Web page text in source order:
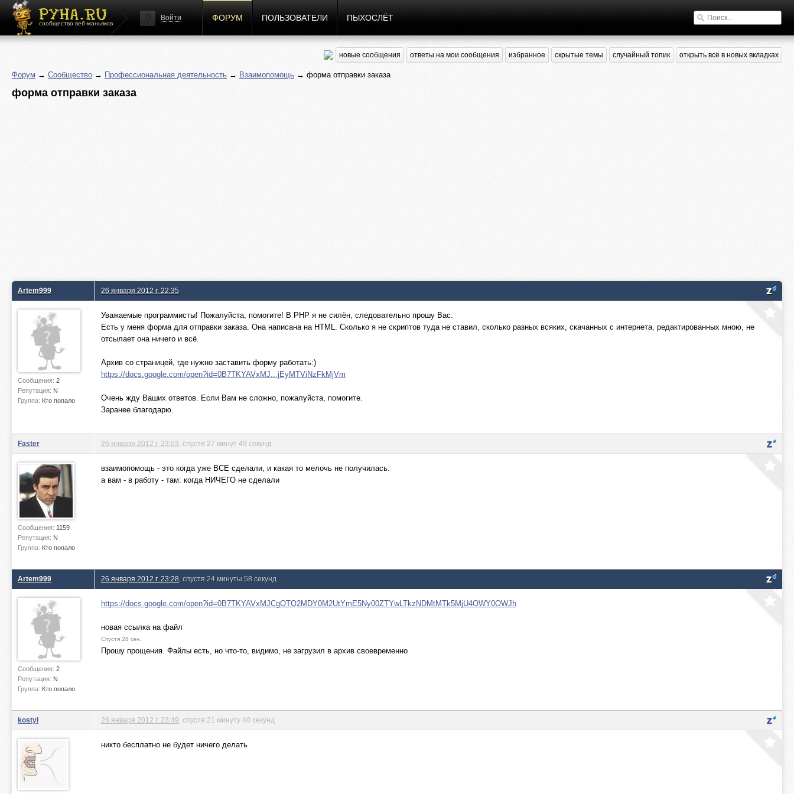
сообщество веб-маньяков
Войти ФОРУМ ПОЛЬЗОВАТЕЛИ ПЫХОСЛЁТ
новые сообщения ответы на мои сообщения избранное скрытые темы случайный топик открыть всё в новых вкладках
Форум → Сообщество → Профессиональная деятельность → Взаимопомощь → форма отправки заказа
форма отправки заказа
Artem999
Сообщения: 2
Репутация: N
Группа: Кто попало
26 января 2012 г. 22:35
Уважаемые программисты! Пожалуйста, помогите! В PHP я не силён, следовательно прошу Вас.
Есть у меня форма для отправки заказа. Она написана на HTML. Сколько я не скриптов туда не ставил, сколько разных всяких, скачанных с интернета, редактированных мною, не
отсылает она ничего и всё.
Архив со страницей, где нужно заставить форму работать:)
https://docs.google.com/open?id=0B7TKYAVxMJ...jEyMTViNzFkMjVm
Очень жду Ваших ответов. Если Вам не сложно, пожалуйста, помогите.
Заранее благодарю.
Faster
Сообщения: 1159
Репутация: N
Группа: Кто попало
26 января 2012 г. 23:03 , спустя 27 минут 49 секунд
взаимопомощь - это когда уже ВСЕ сделали, и какая то мелочь не получилась.
а вам - в работу - там: когда НИЧЕГО не сделали
Artem999
Сообщения: 2
Репутация: N
Группа: Кто попало
26 января 2012 г. 23:28 , спустя 24 минуты 58 секунд
https://docs.google.com/open?id=0B7TKYAVxMJCgOTQ2MDY0M2UtYmE5Ny00ZTYwLTkzNDMtMTk5MjU4OWY0OWJh
новая ссылка на файл
Спустя 28 сек.
Прошу прощения. Файлы есть, но что-то, видимо, не загрузил в архив своевременно
kostyl 26 января 2012 г. 23:49 , спустя 21 минуту 40 секунд
никто бесплатно не будет ничего делать